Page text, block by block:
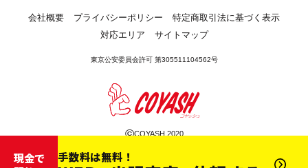
会社概要 プライバシーポリシー
特定商取引法に基づく表示
対応エリア
サイトマップ
東京公安委員会許可 第305511104562号
©COYASH 2020
現金で
手数料は無料！